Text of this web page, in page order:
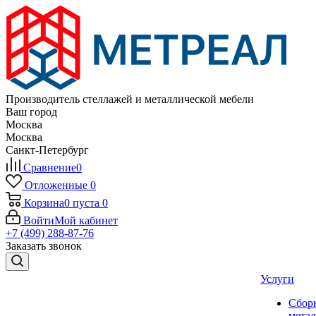
Производитель стеллажей и металлической мебели
Ваш город
Москва
Москва
Санкт-Петербург
Сравнение0
Отложенные 0
Корзина0 пуста 0
ВойтиМой кабинет
+7 (499) 288-87-76
Заказать звонок
Услуги